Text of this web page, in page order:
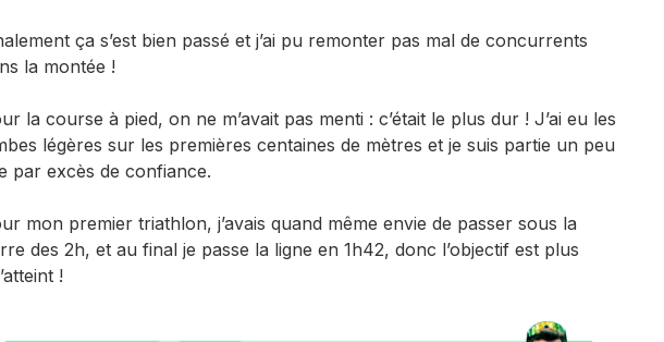
ça s’est bien passé et j’ai pu remonter pas mal de concurrents
la montée !
la course à pied, on ne m’avait pas menti : c’était le plus dur ! J’ai eu les
légères sur les premières centaines de mètres et je suis partie un peu
par excès de confiance.
mon premier triathlon, j’avais quand même envie de passer sous la
des 2h, et au final je passe la ligne en 1h42, donc l’objectif est plus
!